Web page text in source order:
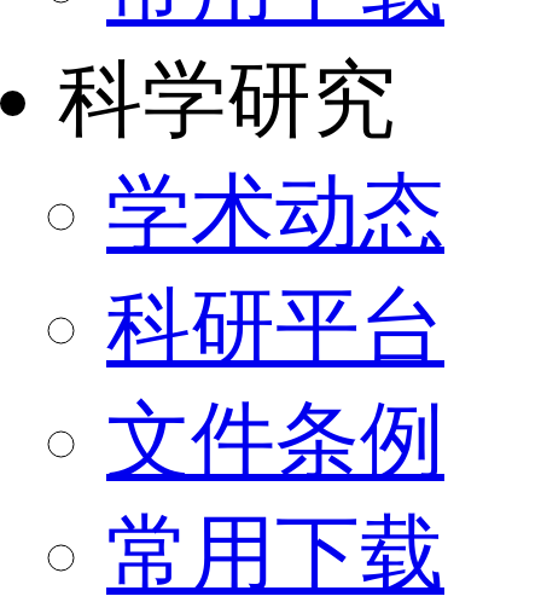
科学研究
学术动态
科研平台
文件条例
常用下载